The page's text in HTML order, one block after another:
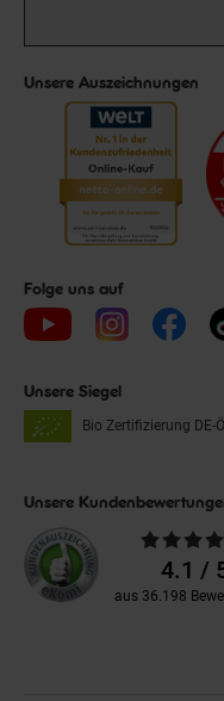
Unsere Auszeichnungen
Folge uns auf
Unsere Siegel
Bio Zertifizierung DE-
Unsere
Bewertungen
4.1 /
aus 36.198